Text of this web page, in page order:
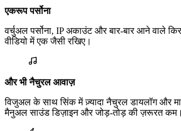
एकरूप पर्सोना
वर्चुअल पर्सोना, IP अकाउंट और बार-बार आने वाले
वीडियो में एक जैसी रखिए।
और भी नैचुरल आवाज़
विजुअल के साथ सिंक में ज़्यादा नैचुरल डायलॉग और
मैनुअल साउंड डिज़ाइन और जोड़-तोड़ की ज़रूरत कम।